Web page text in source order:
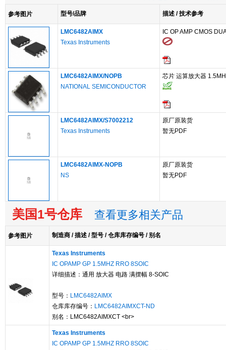
参考图片 型号/品牌 描述 / 技术参考
LMC6482AIMX
Texas Instruments
IC OP AMP CMOS
LMC6482AIMX/NOPB
NATIONAL SEMICONDUCTOR
芯片 运算放大器
LMC6482AIMX/S7002212
Texas Instruments
原厂原装货
暂无PDF
LMC6482AIMX-NOPB
NS
原厂原装货
暂无PDF
美国1号仓库 查看更多相关产品
参考图片 制造商 / 描述 / 型号 / 仓库库存编号 / 别名
Texas Instruments
IC OPAMP GP 1.5MHZ RRO 8SOIC
详细描述：通用 放大器 电路 满摆幅 8-SOIC
型号： LMC6482AIMX
仓库库存编号： LMC6482AIMXCT-ND
别名：LMC6482AIMXCT <br>
Texas Instruments
IC OPAMP GP 1.5MHZ RRO 8SOIC